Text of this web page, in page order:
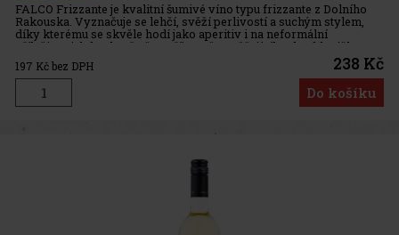
FALCO Frizzante je kvalitní šumivé víno typu frizzante z Dolního
Rakouska. Vyznačuje se lehčí, svěží perlivostí a suchým stylem,
díky kterému se skvěle hodí jako aperitiv i na neformální
příležitosti, kdy chceš něco příjemně osvěžujícího do skleničky
197 Kč bez DPH 238 Kč
Do košíku